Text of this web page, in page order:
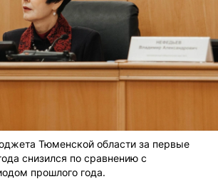
Тюменской области за первые
снизился по сравнению с
прошлого года.